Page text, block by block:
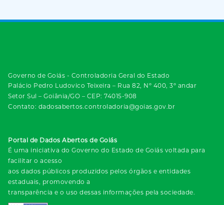
Governo de Goiás - Controladoria Geral do Estado
Palácio Pedro Ludovico Teixeira – Rua 82, Nº 400, 3º andar
Setor Sul – Goiânia/GO – CEP: 74015-908
Contato: dadosabertos.controladoria@goias.gov.br
Portal de Dados Abertos de Goiás
É uma iniciativa do Governo do Estado de Goiás voltada para
facilitar o acesso
aos dados públicos produzidos pelos órgãos e entidades
estaduais, promovendo a
transparência e o uso dessas informações pela sociedade.